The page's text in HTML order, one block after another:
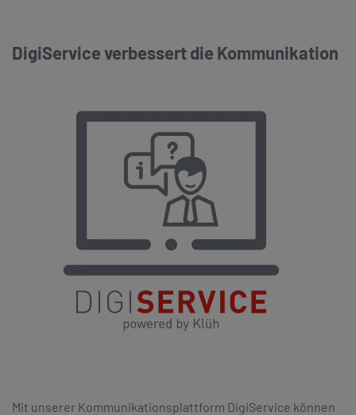
DigiService verbessert die Kommunikation
Mit unserer Kommunikationsplattform DigiService können